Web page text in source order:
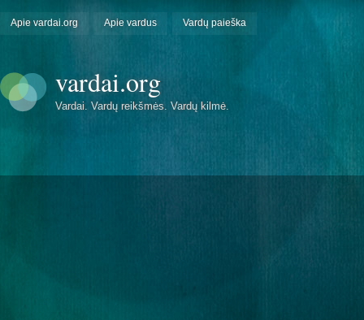
Apie vardai.org Apie vardus Vardų paieška
vardai.org
Vardai. Vardų reikšmės. Vardų kilmė.